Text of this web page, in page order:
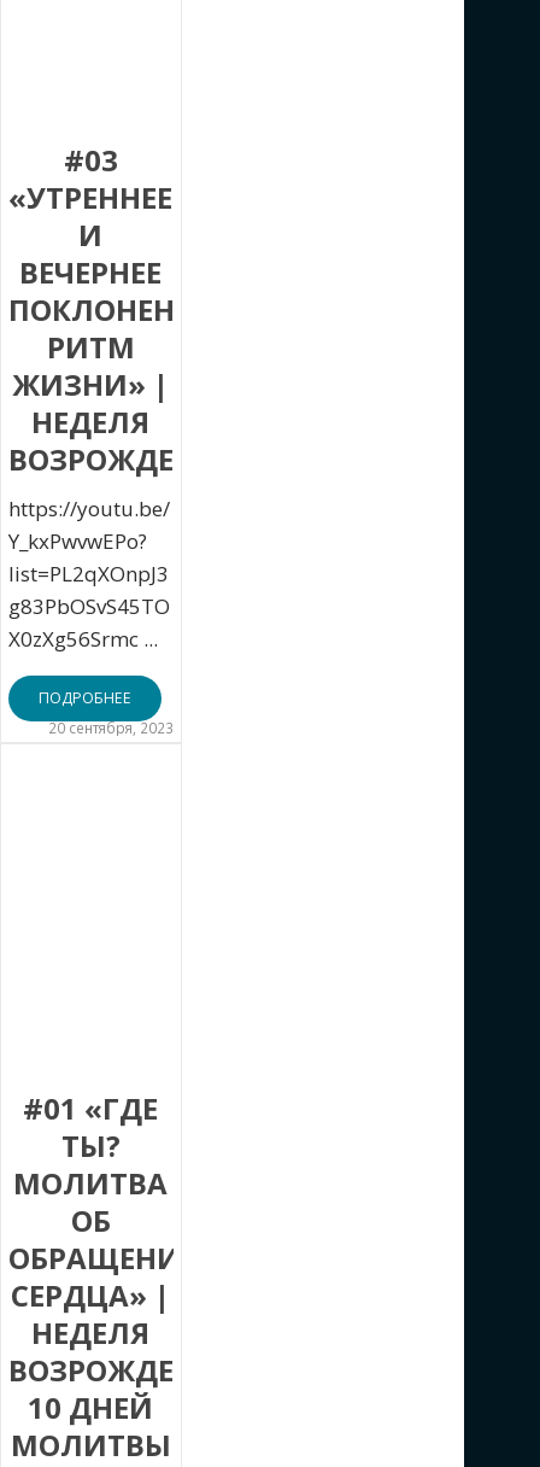
#03
«УТРЕННЕЕ
И
ВЕЧЕРНЕЕ
ПОКЛОНЕНИЕ.
РИТМ
ЖИЗНИ» |
НЕДЕЛЯ
ВОЗРОЖДЕНИЯ
https://youtu.be/
Y_kxPwvwEPo?
list=PL2qXOnpJ3
g83PbOSvS45TO
X0zXg56Srmc ...
ПОДРОБНЕЕ
20 сентября, 2023
#01 «ГДЕ
ТЫ?
МОЛИТВА
ОБ
ОБРАЩЕНИИ
СЕРДЦА» |
НЕДЕЛЯ
ВОЗРОЖДЕНИЯ.
10 ДНЕЙ
МОЛИТВЫ